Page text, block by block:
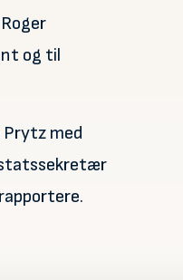
og til
med
statssekretær